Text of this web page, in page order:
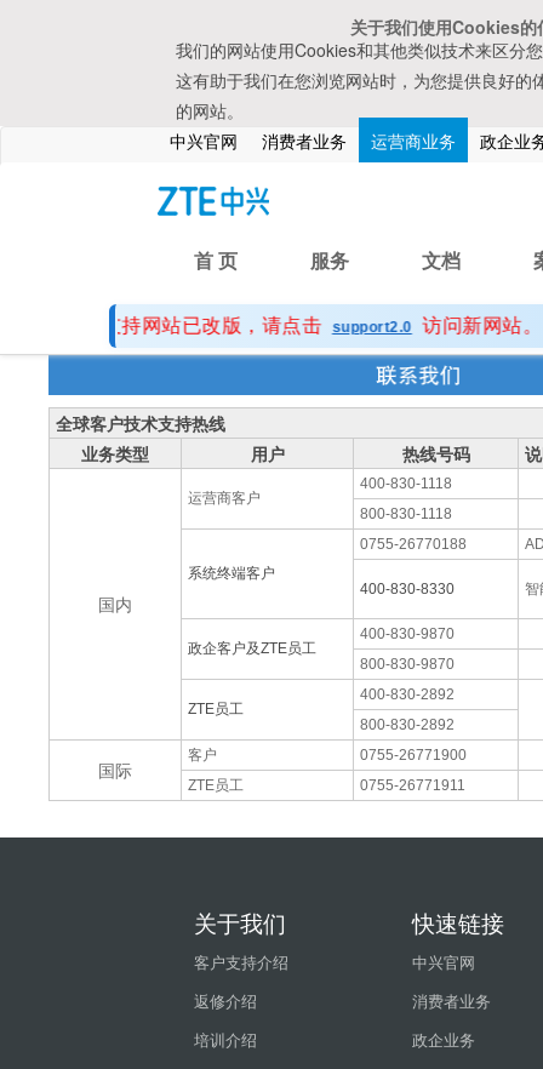
关于我们使用Cookies的
我们的网站使用Cookies和其他类似技术来区分
这有助于我们在您浏览网站时，为您提供良好的
的网站。
中兴官网 消费者业务 运营商业务 政企业
首 页 服务 文档
技术支持网站已改版，请点击 support2.0 访问新网站。
全球客户技术支持热线
业务类型
用户 热线号码
国内
运营商客户
400-830-1118
800-830-1118
系统终端客户
0755-26770188
400-830-8330 智
政企客户及ZTE员工
400-830-9870
800-830-9870
ZTE员工
400-830-2892
800-830-2892
国际
客户
0755-26771900
ZTE员工
0755-26771911
关于我们
客户支持介绍
返修介绍
培训介绍
快速链接
中兴官网
消费者业务
政企业务